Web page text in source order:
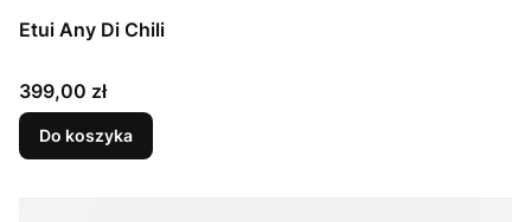
Etui Any Di Chili
Cena
399,00 zł
Do koszyka